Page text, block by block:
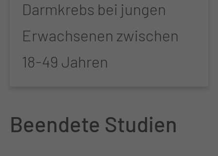
Darmkrebs bei jungen
Erwachsenen zwischen
18-49 Jahren
Beendete Studien